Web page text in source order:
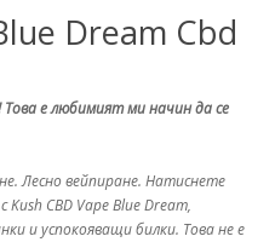
Dream Cbd
Това е любимият ми начин да се
Лесно вейпиране. Натиснете
Kush CBD Vape Blue Dream,
и успокояващи билки. Това не е